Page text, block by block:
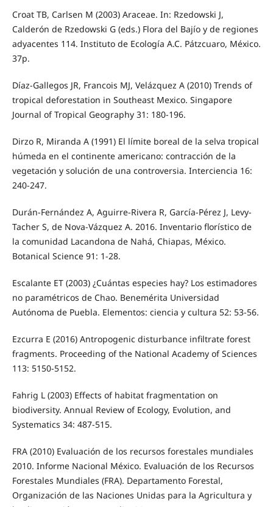
Croat TB, Carlsen M (2003) Araceae. In: Rzedowski J,
Calderón de Rzedowski G (eds.) Flora del Bajío y de regiones
adyacentes 114. Instituto de Ecología A.C. Pátzcuaro, México.
37p.
Díaz-Gallegos JR, Francois MJ, Velázquez A (2010) Trends of
tropical deforestation in Southeast Mexico. Singapore
Journal of Tropical Geography 31: 180-196.
Dirzo R, Miranda A (1991) El límite boreal de la selva tropical
húmeda en el continente americano: contracción de la
vegetación y solución de una controversia. Interciencia 16:
240-247.
Durán-Fernández A, Aguirre-Rivera R, García-Pérez J, Levy-
Tacher S, de Nova-Vázquez A. 2016. Inventario florístico de
la comunidad Lacandona de Nahá, Chiapas, México.
Botanical Science 91: 1-28.
Escalante ET (2003) ¿Cuántas especies hay? Los estimadores
no paramétricos de Chao. Benemérita Universidad
Autónoma de Puebla. Elementos: ciencia y cultura 52: 53-56.
Ezcurra E (2016) Antropogenic disturbance infiltrate forest
fragments. Proceeding of the National Academy of Sciences
113: 5150-5152.
Fahrig L (2003) Effects of habitat fragmentation on
biodiversity. Annual Review of Ecology, Evolution, and
Systematics 34: 487-515.
FRA (2010) Evaluación de los recursos forestales mundiales
2010. Informe Nacional México. Evaluación de los Recursos
Forestales Mundiales (FRA). Departamento Forestal,
Organización de las Naciones Unidas para la Agricultura y